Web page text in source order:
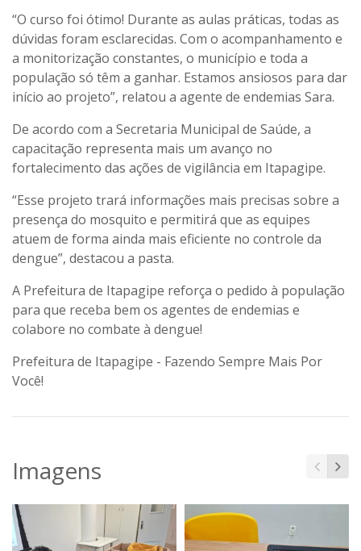
“O curso foi ótimo! Durante as aulas práticas, todas as
dúvidas foram esclarecidas. Com o acompanhamento e
a monitorização constantes, o município e toda a
população só têm a ganhar. Estamos ansiosos para dar
início ao projeto”, relatou a agente de endemias Sara.
De acordo com a Secretaria Municipal de Saúde, a
capacitação representa mais um avanço no
fortalecimento das ações de vigilância em Itapagipe.
“Esse projeto trará informações mais precisas sobre a
presença do mosquito e permitirá que as equipes
atuem de forma ainda mais eficiente no controle da
dengue”, destacou a pasta.
A Prefeitura de Itapagipe reforça o pedido à população
para que receba bem os agentes de endemias e
colabore no combate à dengue!
Prefeitura de Itapagipe - Fazendo Sempre Mais Por
Você!
Imagens